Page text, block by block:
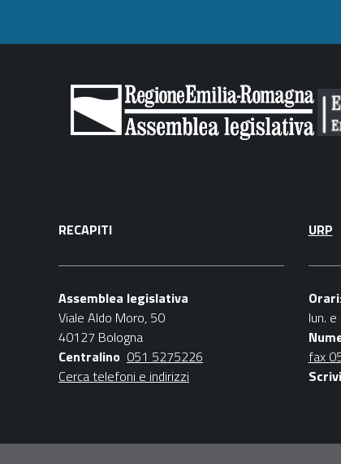
RECAPITI
Assemblea legislativa
Viale Aldo Moro, 50
40127 Bologna
Centralino 051 5275226
Cerca telefoni e indirizzi
URP
Orari
lun.
fax